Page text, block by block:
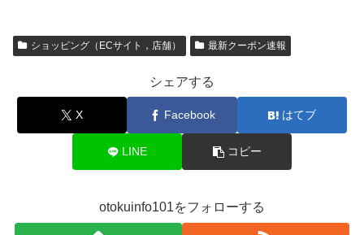
ショッピング（ECサイト，店舗） 最新クーポン速報
シェアする
X Facebook はてブ
LINE コピー
otokuinfo101をフォローする